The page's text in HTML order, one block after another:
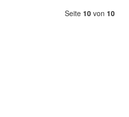
Seite 10 von 10